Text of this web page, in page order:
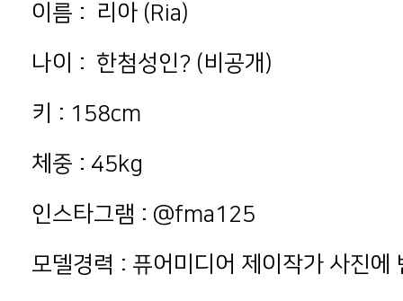
이름 : 리아 (Ria)
나이 : 한첨성인? (비공개)
키 : 158cm
체중 : 45kg
인스타그램 : @fma125
모델경력 : 퓨어미디어 제이작가 사진에